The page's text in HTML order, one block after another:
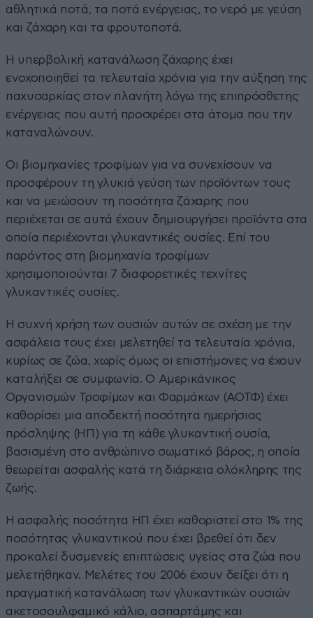
αθλητικά ποτά, τα ποτά ενέργειας, το νερό με γεύση
και ζάχαρη και τα φρουτοποτά.
Η υπερβολική κατανάλωση ζάχαρης έχει
ενοχοποιηθεί τα τελευταία χρόνια για την αύξηση της
παχυσαρκίας στον πλανήτη λόγω της επιπρόσθετης
ενέργειας που αυτή προσφέρει στα άτομα που την
καταναλώνουν.
Οι βιομηχανίες τροφίμων για να συνεχίσουν να
προσφέρουν τη γλυκιά γεύση των προϊόντων τους
και να μειώσουν τη ποσότητα ζάχαρης που
περιέχεται σε αυτά έχουν δημιουργήσει προϊόντα στα
οποία περιέχονται γλυκαντικές ουσίες. Επί του
παρόντος στη βιομηχανία τροφίμων
χρησιμοποιούνται 7 διαφορετικές τεχνίτες
γλυκαντικές ουσίες.
Η συχνή χρήση των ουσιών αυτών σε σχέση με την
ασφάλεια τους έχει μελετηθεί τα τελευταία χρόνια,
κυρίως σε ζώα, χωρίς όμως οι επιστήμονες να έχουν
καταλήξει σε συμφωνία. Ο Αμερικάνικος
Οργανισμών Τροφίμων και Φαρμάκων (ΑΟΤΦ) έχει
καθορίσει μια αποδεκτή ποσότητα ημερήσιας
πρόσληψης (ΗΠ) για τη κάθε γλυκαντική ουσία,
βασισμένη στο ανθρώπινο σωματικό βάρος, η οποία
θεωρείται ασφαλής κατά τη διάρκεια ολόκληρης της
ζωής.
Η ασφαλής ποσότητα ΗΠ έχει καθοριστεί στο 1% της
ποσότητας γλυκαντικού που έχει βρεθεί ότι δεν
προκαλεί δυσμενείς επιπτώσεις υγείας στα ζώα που
μελετήθηκαν. Μελέτες του 2006 έχουν δείξει ότι η
πραγματική κατανάλωση των γλυκαντικών ουσιών
ακετοσουλφαμικό κάλιο, ασπαρτάμης και